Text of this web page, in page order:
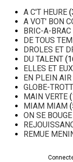
A C'T HEURE
A VOT' BON
BRIC-A-BRAC
DE TOUS
DROLES ET
DU TALENT
ELLES ET EUX
EN PLEIN AIR
GLOBE-
MAIN VERTE
MIAM MIAM
ON SE
REMUE